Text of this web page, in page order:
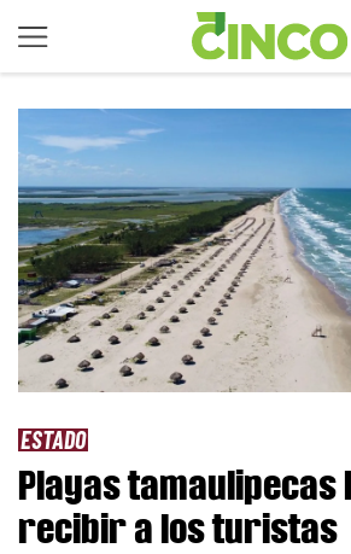
ESTADO
Playas
recibir a los turistas